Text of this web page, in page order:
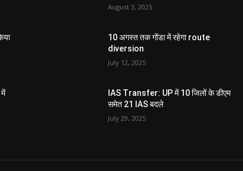
August 3, 2025
10 अगस्त तक गोंडा में रहेगा route
diversion
July 12, 2025
IAS Transfer: UP में 10 जिलों के डीएम
समेत 21 IAS बदले
July 29, 2025